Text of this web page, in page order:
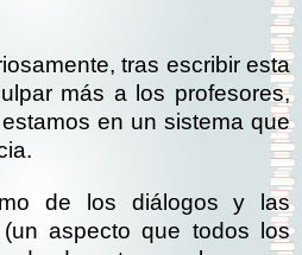
tras escribir esta
más a los profesores,
en un sistema que
de los diálogos y las
aspecto que todos los